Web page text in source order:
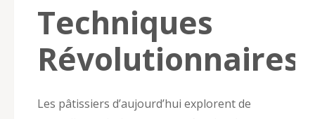
Techniques
Révolutionnaires
Les pâtissiers d’aujourd’hui explorent de